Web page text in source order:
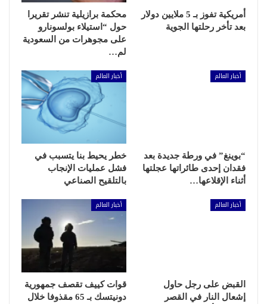
أمريكية تفوز بـ 5 ملايين دولار
بعد تأخر رحلتها الجوية
محكمة برازيلية تنشر تقريرا
حول “استيلاء بولسونارو
على مجوهرات من السعودية
لم…
أخبار العالم
“بوينغ” في ورطة جديدة بعد
فقدان إحدى طائراتها عجلتها
أثناء الإقلاعها…
أخبار العالم
خطر يحيط بنا يتسبب في
فشل عمليات الإنجاب
بالتلقيح الصناعي
أخبار العالم
القبض على رجل حاول
إشعال النار في القصر
أخبار العالم
قوات كييف تقصف جمهورية
دونيتسك بـ 65 مقذوفا خلال